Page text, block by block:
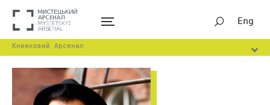
Eng
Книжковий Арсенал